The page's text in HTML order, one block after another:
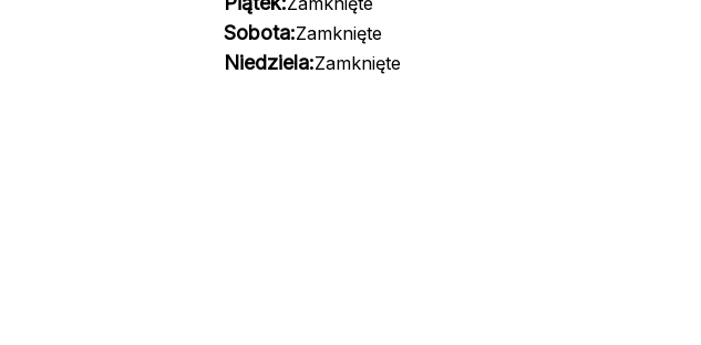
Sobota:Zamknięte
Niedziela:Zamknięte